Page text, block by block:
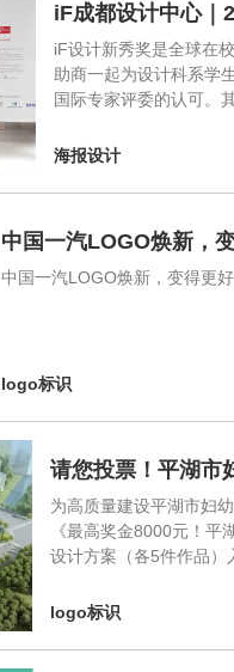
iF成都设计中心｜
iF设计新秀奖是全球在
助商一起为设计科系学
国际专家评委的认可。
海报设计
中国一汽LOGO焕新，
中国一汽LOGO焕新，变得更
logo标识
请您投票！平湖市
为高质量建设平湖市妇
《最高奖金8000元！
设计方案（各5件作品
logo标识